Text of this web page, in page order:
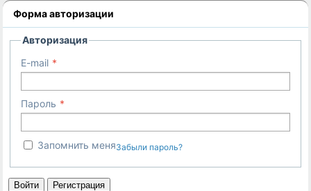
Форма авторизации
Авторизация
E-mail
Пароль
Запомнить меняЗабыли пароль?
Войти Регистрация